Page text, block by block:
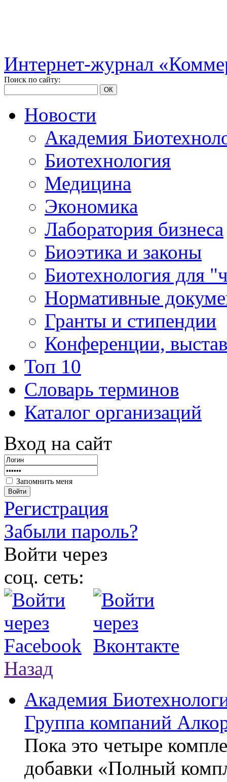
Интернет-журнал
Поиск по сайту:
ОК
Новости
Академия
Биотехнология
Медицина
Экономика
Лаборатория бизнеса
Биоэтика и законы
Биотехнология для
Нормативные
Гранты и стипендии
Конференции,
Топ 10
Словарь терминов
Каталог организаций
Вход на сайт
Запомнить меня
Войти
Регистрация
Забыли пароль?
Войти через
соц. сеть:
Назад
Академия
Группа компаний
Пока это четыре
добавки «Полный